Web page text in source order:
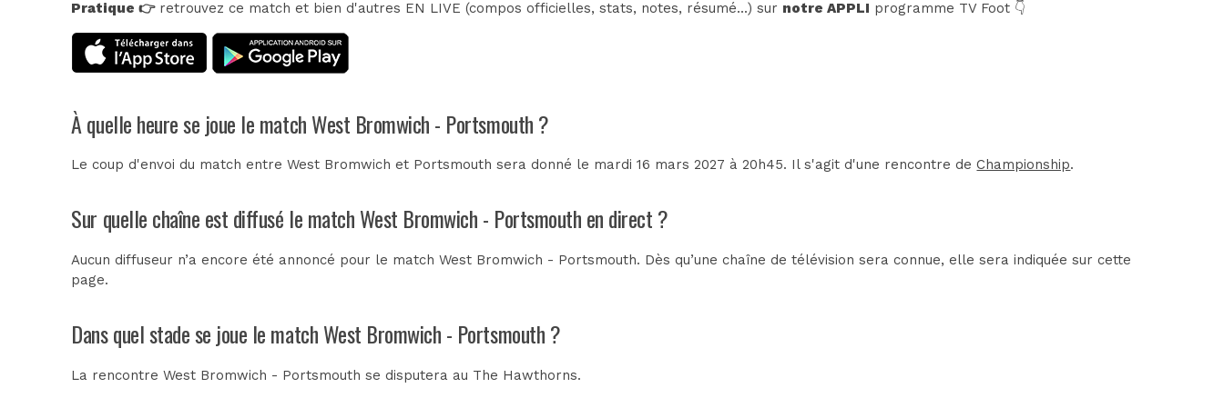
Pratique 👉retrouvez ce match et bien d'autres EN LIVE (compos officielles, stats, notes, résumé...) sur notre APPLI programme TV Foot 👇
À quelle heure se joue le match West Bromwich - Portsmouth ?
Le coup d'envoi du match entre West Bromwich et Portsmouth sera donné le mardi 16 mars 2027 à 20h45. Il s'agit d'une rencontre deChampionship.
Sur quelle chaîne est diffusé le match West Bromwich - Portsmouth en direct ?
Aucun diffuseur n’a encore été annoncé pour le match West Bromwich - Portsmouth. Dès qu’une chaîne de télévision sera connue, elle sera indiquée sur cette
page.
Dans quel stade se joue le match West Bromwich - Portsmouth ?
La rencontre West Bromwich - Portsmouth se disputera au The Hawthorns.